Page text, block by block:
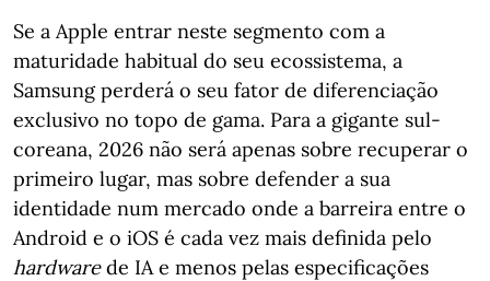
Se a Apple entrar neste segmento com a
maturidade habitual do seu ecossistema, a
Samsung perderá o seu fator de diferenciação
exclusivo no topo de gama. Para a gigante sul-
coreana, 2026 não será apenas sobre recuperar o
primeiro lugar, mas sobre defender a sua
identidade num mercado onde a barreira entre o
Android e o iOS é cada vez mais definida pelo
hardwarede IA e menos pelas especificações